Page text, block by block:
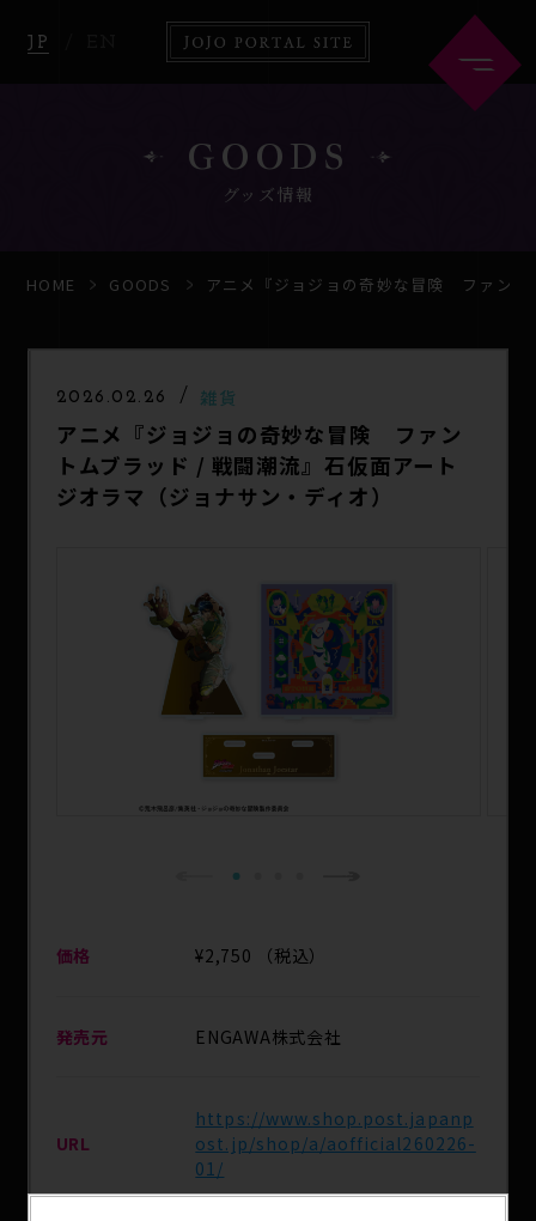
JP
HOME ABOUT
COMICS GOODS
GOODS
グッズ情報
HOME GOODS アニメ『ジョジョの奇妙な冒険 ファント
2026.02.26 雑貨
アニメ『ジョジョの奇妙な冒険 ファン
トムブラッド / 戦闘潮流』石仮面アート
ジオラマ（ジョナサン・ディオ）
1
価格 ¥2,750 （税込）
発売元 ENGAWA株式会社
URL
https://www.shop.post.japanp
ost.jp/shop/a/aofficial260226-
01/